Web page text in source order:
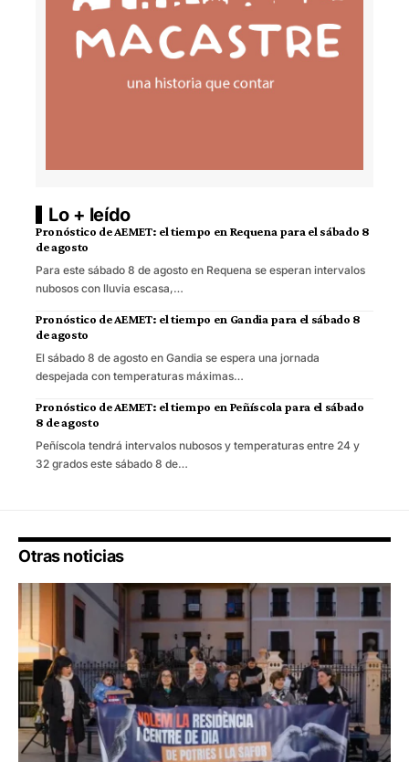
Lo + leído
Pronóstico de AEMET: el tiempo en Requena para el sábado 8
de agosto
Para este sábado 8 de agosto en Requena se esperan intervalos
nubosos con lluvia escasa,…
Pronóstico de AEMET: el tiempo en Gandia para el sábado 8
de agosto
El sábado 8 de agosto en Gandia se espera una jornada
despejada con temperaturas máximas…
Pronóstico de AEMET: el tiempo en Peñíscola para el sábado
8 de agosto
Peñíscola tendrá intervalos nubosos y temperaturas entre 24 y
32 grados este sábado 8 de…
Otras noticias